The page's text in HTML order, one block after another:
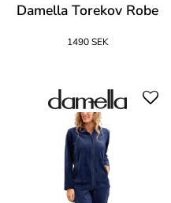
Damella Torekov Robe
1490 SEK